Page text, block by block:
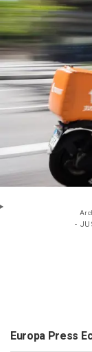
-
Europa Press